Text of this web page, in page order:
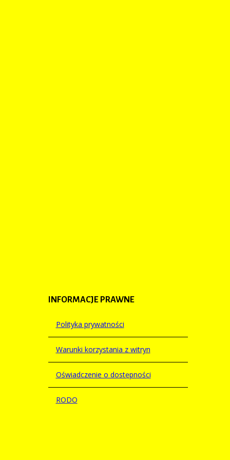
INFORMACJEPRAWNE
Polityka prywatności
Warunki korzystania z witryn
Oświadczenie o dostępności
RODO